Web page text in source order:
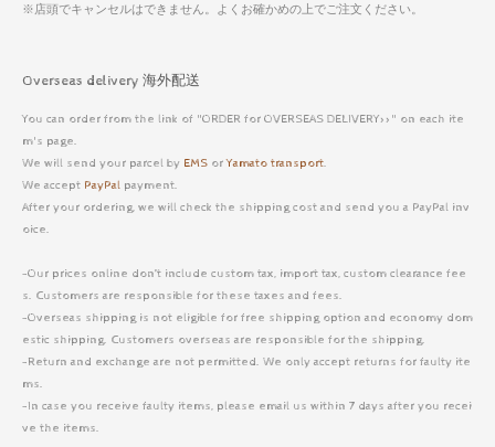
※店頭でキャンセルはできません。よくお確かめの上でご注文ください。
Overseas delivery 海外配送
You can order from the link of "ORDER for OVERSEAS DELIVERY>>" on each ite
m's page.
We will send your parcel by EMS orYamato transport
We accept PayPal payment.
After your ordering, we will check the shipping cost and send you a PayPal inv
oice.
-Our prices online don’t include custom tax, import tax, custom clearance fee
s. Customers are responsible for these taxes and fees.
-Overseas shipping is not eligible for free shipping option and economy dom
estic shipping. Customers overseas are responsible for the shipping.
-Return and exchange are not permitted. We only accept returns for faulty ite
ms.
-In case you receive faulty items, please email us within 7 days after you recei
ve the items.